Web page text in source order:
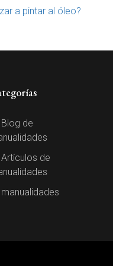
a pintar al óleo?
Blog de
Artículos de
manualidades